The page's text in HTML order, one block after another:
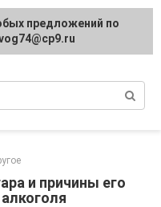
и причины его
предложений по